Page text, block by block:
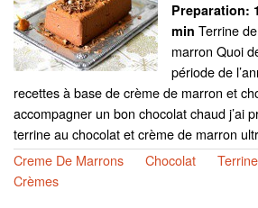
Preparation:
min Terrine
marron Quoi
période de
recettes à base de crème de marron et
accompagner un bon chocolat chaud j’ai
terrine au chocolat et crème de marron
Creme De Marrons
Chocolat
Crèmes